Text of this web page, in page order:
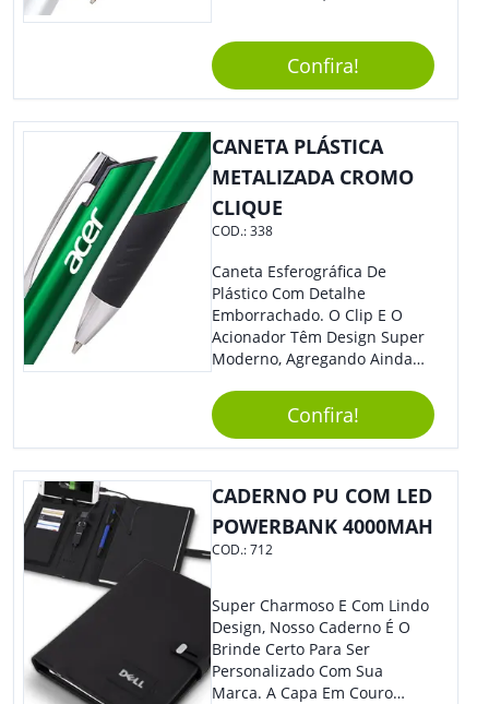
Tradicional Porém Com
Design Minimalista Que Faz
Toda Diferença.
Confira!
CANETA PLÁSTICA
METALIZADA CROMO
CLIQUE
COD.:338
Caneta Esferográfica De
Plástico Com Detalhe
Emborrachado. O Clip E O
Acionador Têm Design Super
Moderno, Agregando Ainda
Marca.
Confira!
CADERNO PU COM LED
POWERBANK 4000MAH
COD.:712
Super Charmoso E Com Lindo
Design, Nosso Caderno É O
Brinde Certo Para Ser
Personalizado Com Sua
Marca. A Capa Em Couro